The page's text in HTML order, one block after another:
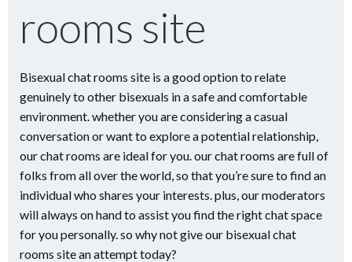
rooms site
Bisexual chat rooms site is a good option to relate
genuinely to other bisexuals in a safe and comfortable
environment. whether you are considering a casual
conversation or want to explore a potential relationship,
our chat rooms are ideal for you. our chat rooms are full of
folks from all over the world, so that you’re sure to find an
individual who shares your interests. plus, our moderators
will always on hand to assist you find the right chat space
for you personally. so why not give our bisexual chat
rooms site an attempt today?